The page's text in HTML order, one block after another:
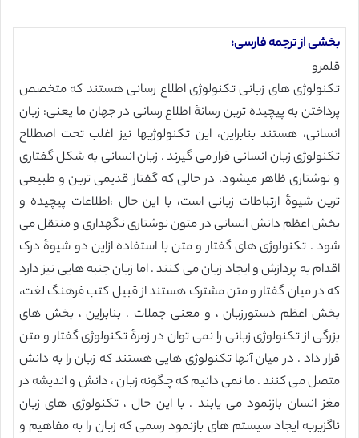
بخشی از ترجمه فارسی:
قلمرو
تکنولوژی های زبانی تکنولوژی اطلاع رسانی هستند که متخصص
پرداختن به پیچیده ترین رسانۀ اطلاع رسانی در جهان ما یعنی: زبان
انسانی، هستند بنابراین، این تکنولوژیها نیز اغلب تحت اصطلاح
تکنولوژی زبان انسانی قرار می گیرند . زبان انسانی به شکل گفتاری
و نوشتاری ظاهر میشود. در حالی که گفتار قدیمی ترین و طبیعی
ترین شیوۀ ارتباطات زبانی است، با این حال ،اطلاعات پیچیده و
بخش اعظم دانش انسانی در متون نوشتاری نگهداری و منتقل می
شود . تکنولوژی های گفتار و متن با استفاده ازاین دو شیوۀ درک
اقدام به پردازش و ایجاد زبان می کنند . اما زبان جنبه هایی نیز دارد
که در میان گفتار و متن مشترک هستند از قبیل کتب فرهنگ لغت،
بخش اعظم دستورزبان ، و معنی جملات . بنابراین ، بخش های
بزرگی از تکنولوژی زبانی را نمی توان در زمرۀ تکنولوژی گفتار و متن
قرار داد . در میان آنها تکنولوژی هایی هستند که زبان را به دانش
متصل می کنند . ما نمی دانیم که چگونه زبان ، دانش و اندیشه در
مغز انسان بازنمود می یابند . با این حال ، تکنولوژی های زبان
ناگزیربه ایجاد سیستم های بازنمود رسمی که زبان را به مفاهیم و